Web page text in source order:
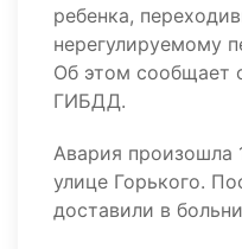
ребенка,
нерегулируемому
Об этом сообщает
ГИБДД.
Авария произошла
улице Горького.
доставили в